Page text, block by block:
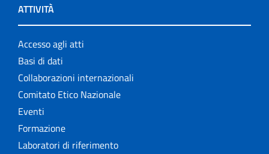
ATTIVITÀ
Accesso agli atti
Basi di dati
Collaborazioni internazionali
Comitato Etico Nazionale
Eventi
Formazione
Laboratori di riferimento